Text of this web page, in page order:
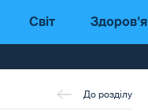
Світ Здоров'я
До розділу